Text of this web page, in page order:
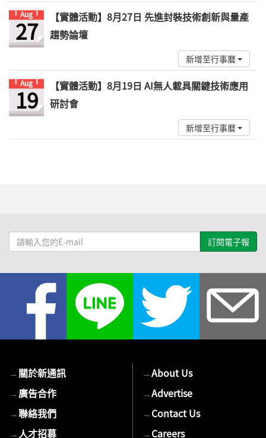
Aug
27
【實體活動】8月27日 先進封裝技術創新與量產
趨勢論壇
新增至行事曆
Aug
19
【實體活動】8月19日 AI無人載具關鍵技術應用
研討會
新增至行事曆
請
輸
→關於新通訊
→廣告合作
→聯絡我們
→人才招募
→About Us
→Advertise
→Contact Us
→Careers